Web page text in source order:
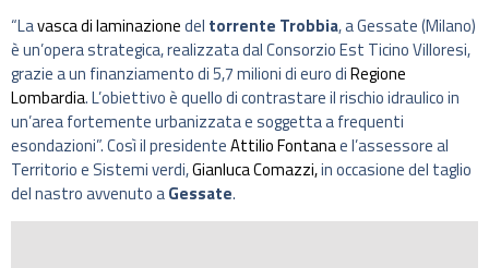
“Lavasca di laminazionedel torrente Trobbia, a Gessate (Milano)
è un’opera strategica, realizzata dal Consorzio Est Ticino Villoresi,
grazie a un finanziamento di 5,7 milioni di euro diRegione
Lombardia. L’obiettivo è quello di contrastare il rischio idraulico in
un’area fortemente urbanizzata e soggetta a frequenti
esondazioni”. Così il presidenteAttilio Fontanae l’assessore al
Territorio e Sistemi verdi,Gianluca Comazzi,in occasione del taglio
del nastro avvenuto aGessate.